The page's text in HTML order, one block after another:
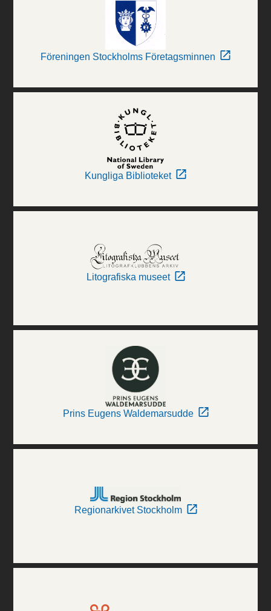
Föreningen Stockholms Företagsminnen
Kungliga Biblioteket
Litografiska museet
Prins Eugens Waldemarsudde
Regionarkivet Stockholm